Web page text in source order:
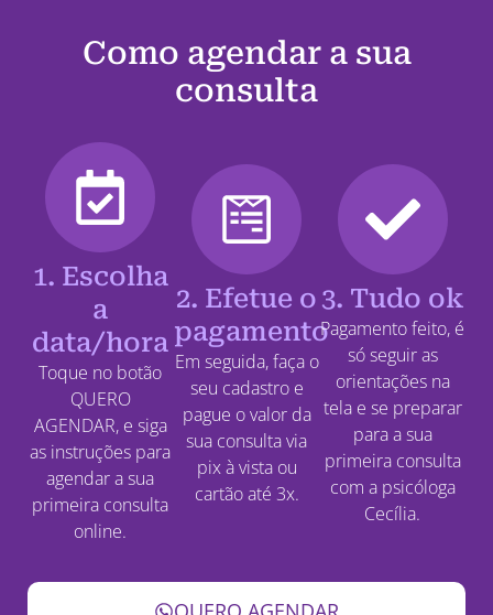
Como agendar a sua
consulta
1. Escolha
a
data/hora
Toque no botão
QUERO
AGENDAR, e siga
as instruções para
agendar a sua
primeira consulta
online.
2. Efetue o
pagamento
Em seguida, faça o
seu cadastro e
pague o valor da
sua consulta via
pix à vista ou
cartão até 3x.
3. Tudo ok
Pagamento feito, é
só seguir as
orientações na
tela e se preparar
para a sua
primeira consulta
com a psicóloga
Cecília.